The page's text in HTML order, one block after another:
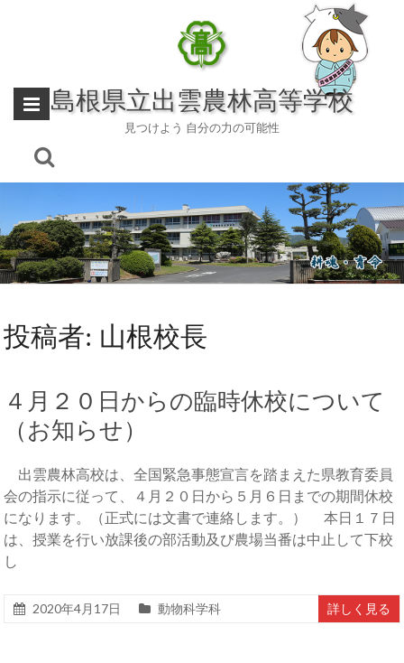
島根県立出雲農林高等学校
見つけよう 自分の力の可能性
投稿者: 山根校長
４月２０日からの臨時休校について
（お知らせ）
出雲農林高校は、全国緊急事態宣言を踏まえた県教育委員
会の指示に従って、４月２０日から５月６日までの期間休校
になります。（正式には文書で連絡します。） 本日１７日
は、授業を行い放課後の部活動及び農場当番は中止して下校
し
2020年4月17日 動物科学科 詳しく見る